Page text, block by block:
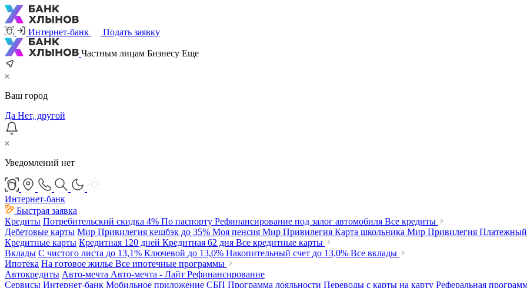
Интернет-банк Подать заявку
Частным лицам Бизнесу Еще
Ваш город
Да Нет, другой
Уведомлений нет
Интернет-банк
Быстрая заявка
Кредиты Потребительский скидка 4% По паспорту Рефинансирование под залог автомобиля Все кредиты
Дебетовые карты Мир Привилегия кешбэк до 35% Моя пенсия Мир Привилегия Карта школьника Мир Привилегия
Кредитные карты Кредитная 120 дней Кредитная 62 дня Все кредитные карты
Вклады С чистого листа до 13,1% Ключевой до 13,0% Накопительный счет до 13,0% Все вклады
Ипотека На готовое жилье Все ипотечные программы
Автокредиты Авто-мечта Авто-мечта - Лайт Рефинансирование
Сервисы Интернет-банк Мобильное приложение СБП Программа лояльности Переводы с карты на карту Реферальная